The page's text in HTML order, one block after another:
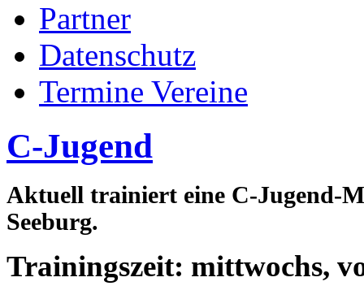
Partner
Datenschutz
Termine Vereine
C-Jugend
Aktuell trainiert eine C-Jugend-
Seeburg.
Trainingszeit: mittwochs,